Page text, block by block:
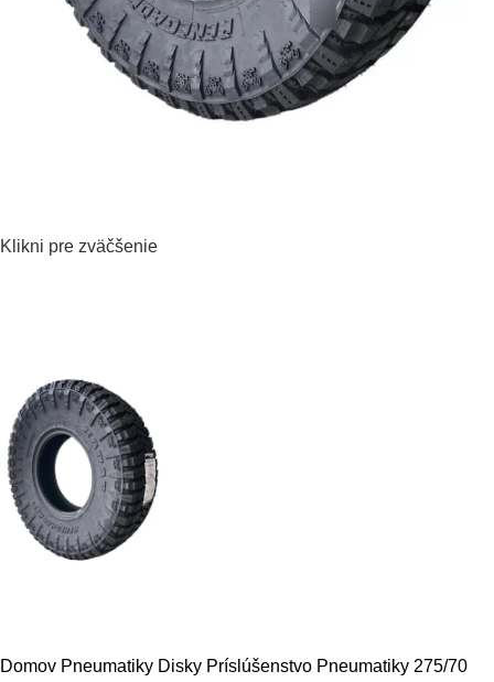
Klikni pre zväčšenie
Domov Pneumatiky Disky Príslúšenstvo Pneumatiky 275/70